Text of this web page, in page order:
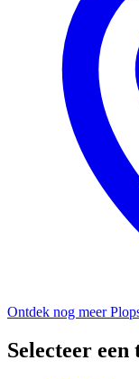
Ontdek nog meer
Selecteer een